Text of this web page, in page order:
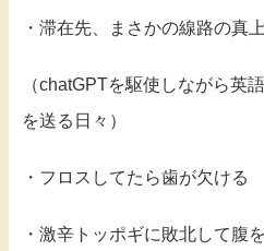
・滞在先、まさかの線路の真
（chatGPTを駆使しながら英
を送る日々）
・フロスしてたら歯が欠ける
・激辛トッポギに敗北して腹